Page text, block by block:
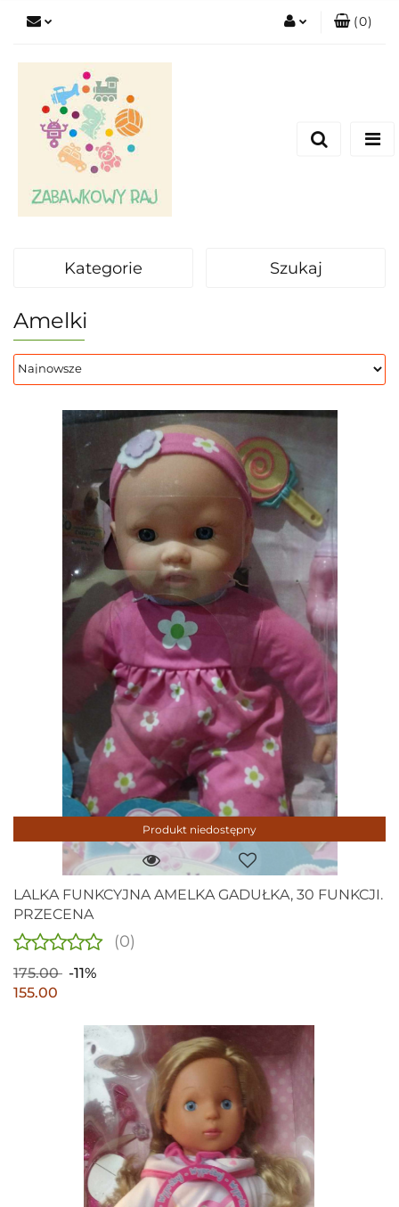
(0)
Kategorie Szukaj
Amelki
Produkt niedostępny
LALKA FUNKCYJNA AMELKA GADUŁKA, 30 FUNKCJI.
PRZECENA
(0)
175.00
-11%
155.00